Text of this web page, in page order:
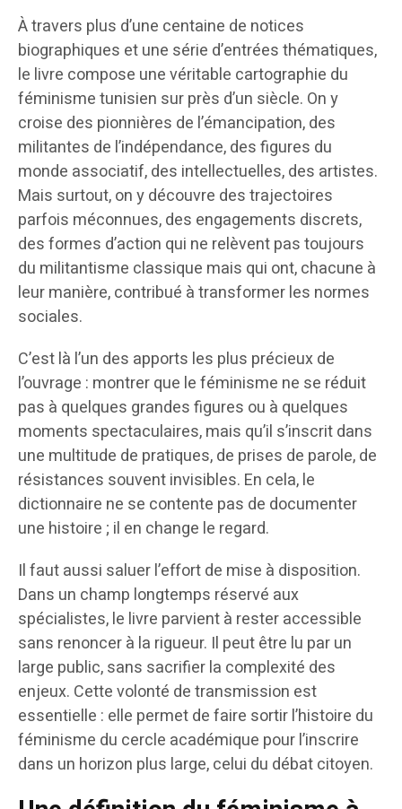
À travers plus d’une centaine de notices
biographiques et une série d’entrées thématiques,
le livre compose une véritable cartographie du
féminisme tunisien sur près d’un siècle. On y
croise des pionnières de l’émancipation, des
militantes de l’indépendance, des figures du
monde associatif, des intellectuelles, des artistes.
Mais surtout, on y découvre des trajectoires
parfois méconnues, des engagements discrets,
des formes d’action qui ne relèvent pas toujours
du militantisme classique mais qui ont, chacune à
leur manière, contribué à transformer les normes
sociales.
C’est là l’un des apports les plus précieux de
l’ouvrage : montrer que le féminisme ne se réduit
pas à quelques grandes figures ou à quelques
moments spectaculaires, mais qu’il s’inscrit dans
une multitude de pratiques, de prises de parole, de
résistances souvent invisibles. En cela, le
dictionnaire ne se contente pas de documenter
une histoire ; il en change le regard.
Il faut aussi saluer l’effort de mise à disposition.
Dans un champ longtemps réservé aux
spécialistes, le livre parvient à rester accessible
sans renoncer à la rigueur. Il peut être lu par un
large public, sans sacrifier la complexité des
enjeux. Cette volonté de transmission est
essentielle : elle permet de faire sortir l’histoire du
féminisme du cercle académique pour l’inscrire
dans un horizon plus large, celui du débat citoyen.